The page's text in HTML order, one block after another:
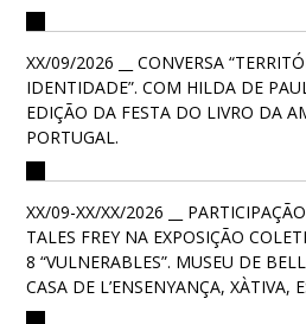
XX/09/2026 __ CONVERSA
IDENTIDADE”. COM HILDA DE
EDIÇÃO DA FESTA DO LIVRO DA
PORTUGAL.
XX/09-XX/XX/2026 __
TALES FREY NA EXPOSIÇÃO
8 “VULNERABLES”. MUSEU DE
CASA DE L’ENSENYANÇA, XÀTIVA,